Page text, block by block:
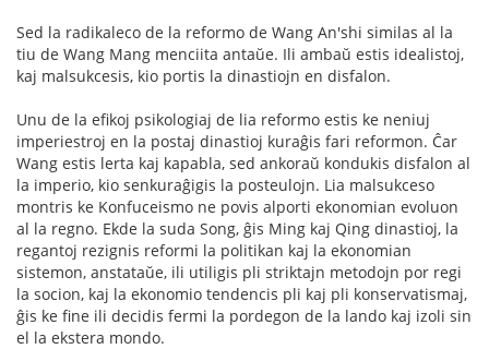
Sed la radikaleco de la reformo de Wang An'shi similas al la
tiu de Wang Mang menciita antaŭe. Ili ambaŭ estis idealistoj,
kaj malsukcesis, kio portis la dinastiojn en disfalon.
Unu de la efikoj psikologiaj de lia reformo estis ke neniuj
imperiestroj en la postaj dinastioj kuraĝis fari reformon. Ĉar
Wang estis lerta kaj kapabla, sed ankoraŭ kondukis disfalon al
la imperio, kio senkuraĝigis la posteulojn. Lia malsukceso
montris ke Konfuceismo ne povis alporti ekonomian evoluon
al la regno. Ekde la suda Song, ĝis Ming kaj Qing dinastioj, la
regantoj rezignis reformi la politikan kaj la ekonomian
sistemon, anstataŭe, ili utiligis pli striktajn metodojn por regi
la socion, kaj la ekonomio tendencis pli kaj pli konservatismaj,
ĝis ke fine ili decidis fermi la pordegon de la lando kaj izoli sin
el la ekstera mondo.